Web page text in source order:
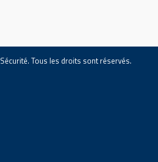
Tous les droits sont réservés.